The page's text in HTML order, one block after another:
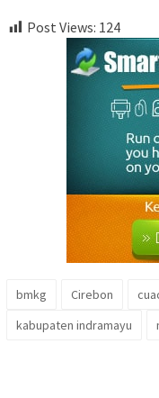
Post Views: 124
bmkg Cirebon
kabupaten indramayu